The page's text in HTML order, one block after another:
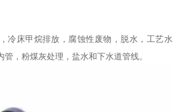
冷床甲烷排放，腐蚀性废物，脱水，工艺水
，粉煤灰处理，盐水和下水道管线。